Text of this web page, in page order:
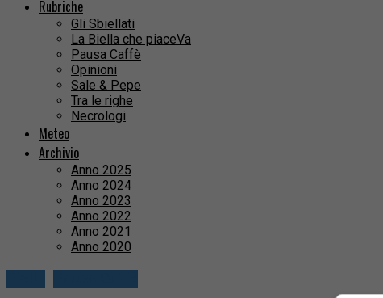
Rubriche
Gli Sbiellati
La Biella che piaceVa
Pausa Caffè
Opinioni
Sale & Pepe
Tra le righe
Necrologi
Meteo
Archivio
Anno 2025
Anno 2024
Anno 2023
Anno 2022
Anno 2021
Anno 2020